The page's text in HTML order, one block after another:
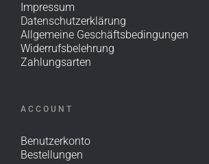
Impressum
Datenschutzerklärung
Allgemeine Geschäftsbedingungen
Widerrufsbelehrung
Zahlungsarten
ACCOUNT
Benutzerkonto
Bestellungen